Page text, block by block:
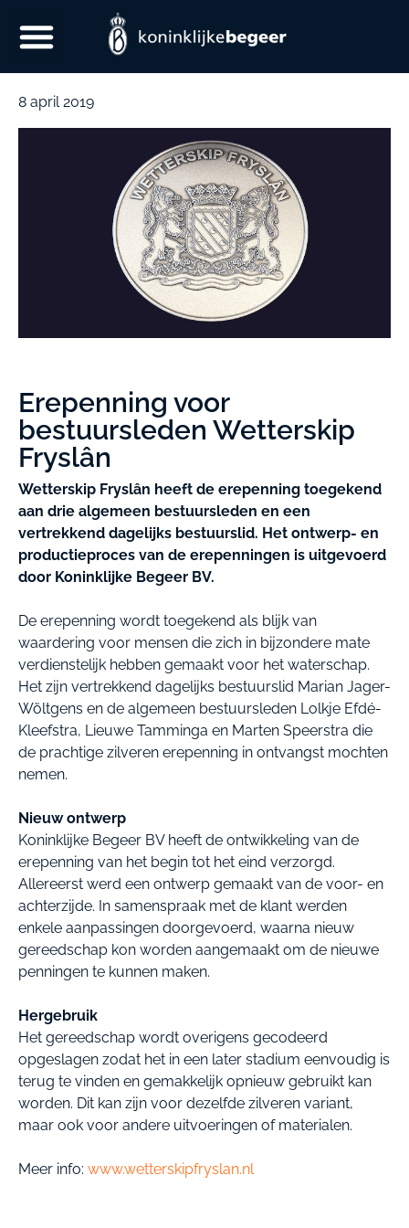
8 april 2019
Erepenning voor
bestuursleden Wetterskip
Fryslân
Wetterskip Fryslân heeft de erepenning toegekend
aan drie algemeen bestuursleden en een
vertrekkend dagelijks bestuurslid. Het ontwerp- en
productieproces van de erepenningen is uitgevoerd
door Koninklijke Begeer BV.
De erepenning wordt toegekend als blijk van
waardering voor mensen die zich in bijzondere mate
verdienstelijk hebben gemaakt voor het waterschap.
Het zijn vertrekkend dagelijks bestuurslid Marian Jager-
Wöltgens en de algemeen bestuursleden Lolkje Efdé-
Kleefstra, Lieuwe Tamminga en Marten Speerstra die
de prachtige zilveren erepenning in ontvangst mochten
nemen.
Nieuw ontwerp
Koninklijke Begeer BV heeft de ontwikkeling van de
erepenning van het begin tot het eind verzorgd.
Allereerst werd een ontwerp gemaakt van de voor- en
achterzijde. In samenspraak met de klant werden
enkele aanpassingen doorgevoerd, waarna nieuw
gereedschap kon worden aangemaakt om de nieuwe
penningen te kunnen maken.
Hergebruik
Het gereedschap wordt overigens gecodeerd
opgeslagen zodat het in een later stadium eenvoudig is
terug te vinden en gemakkelijk opnieuw gebruikt kan
worden. Dit kan zijn voor dezelfde zilveren variant,
maar ook voor andere uitvoeringen of materialen.
Meer info: www.wetterskipfryslan.nl